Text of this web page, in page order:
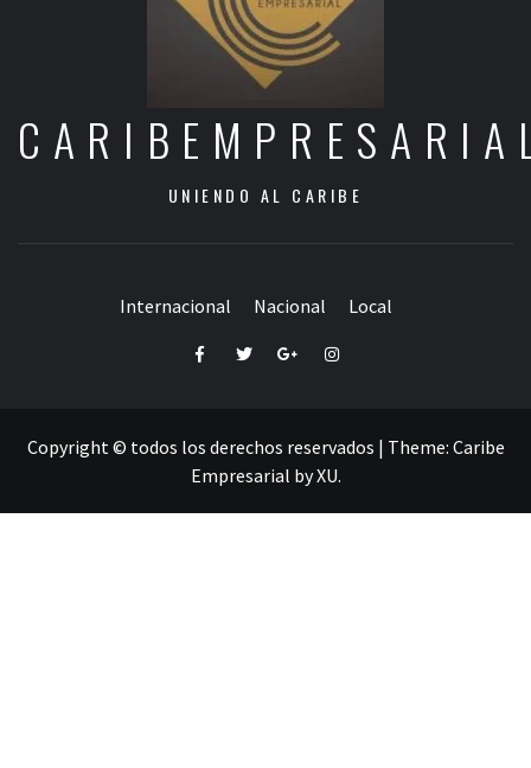
UNIENDO AL CARIBE
Internacional Nacional Local
FacebookTwitterGoogle+Instagram
Copyright © todos los derechos reservados | Theme: Caribe
Empresarial byXU.